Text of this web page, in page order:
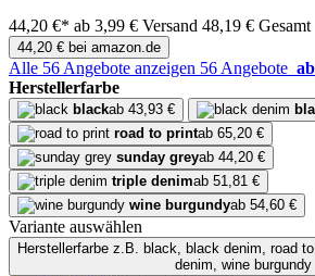
44,20 €* ab 3,99 € Versand 48,19 € Gesamt
44,20 € bei amazon.de
Alle 56 Angebote anzeigen 56 Angebote
Herstellerfarbe
blackab 43,93 €
road to printab 65,20 €
sunday greyab 44,20 €
triple denimab 51,81 €
wine burgundyab 54,60 €
Variante auswählen
Herstellerfarbe
denim, wine burgundy